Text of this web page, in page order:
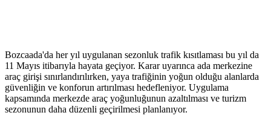
Bozcaada'da her yıl uygulanan sezonluk trafik kısıtlaması bu yıl da
11 Mayıs itibarıyla hayata geçiyor. Karar uyarınca ada merkezine
araç girişi sınırlandırılırken, yaya trafiğinin yoğun olduğu alanlarda
güvenliğin ve konforun artırılması hedefleniyor. Uygulama
kapsamında merkezde araç yoğunluğunun azaltılması ve turizm
sezonunun daha düzenli geçirilmesi planlanıyor.